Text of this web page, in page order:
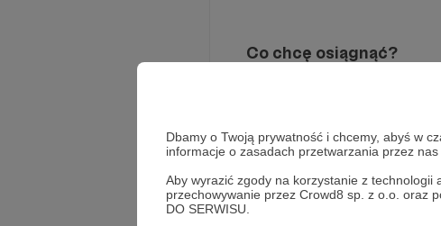
Dbamy o Twoją prywatność i chcemy, abyś w
informacje o zasadach przetwarzania przez nas
Aby wyrazić zgody na korzystanie z
przechowywanie przez Crowd8 sp. z o.o. oraz
DO SERWISU.
Co chcę osiągnąć?
„Piotr Gociek zaprasza”
podcastów. Ale
wykłady, a potem także
odpowiednio stabilne
tu pierwszeństwo. Nie
Rozwiń opis